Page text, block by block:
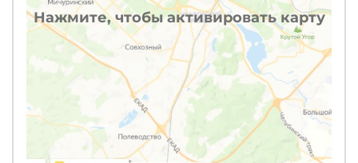
Нажмите, чтобы активировать карту